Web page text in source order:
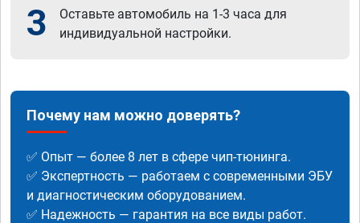
3
Оставьте автомобиль на 1-3 часа для
индивидуальной настройки.
Почему нам можно доверять?
✅ Опыт — более 8 лет в сфере чип-тюнинга.
✅ Экспертность — работаем с современными ЭБУ
и диагностическим оборудованием.
✅ Надежность — гарантия на все виды работ.